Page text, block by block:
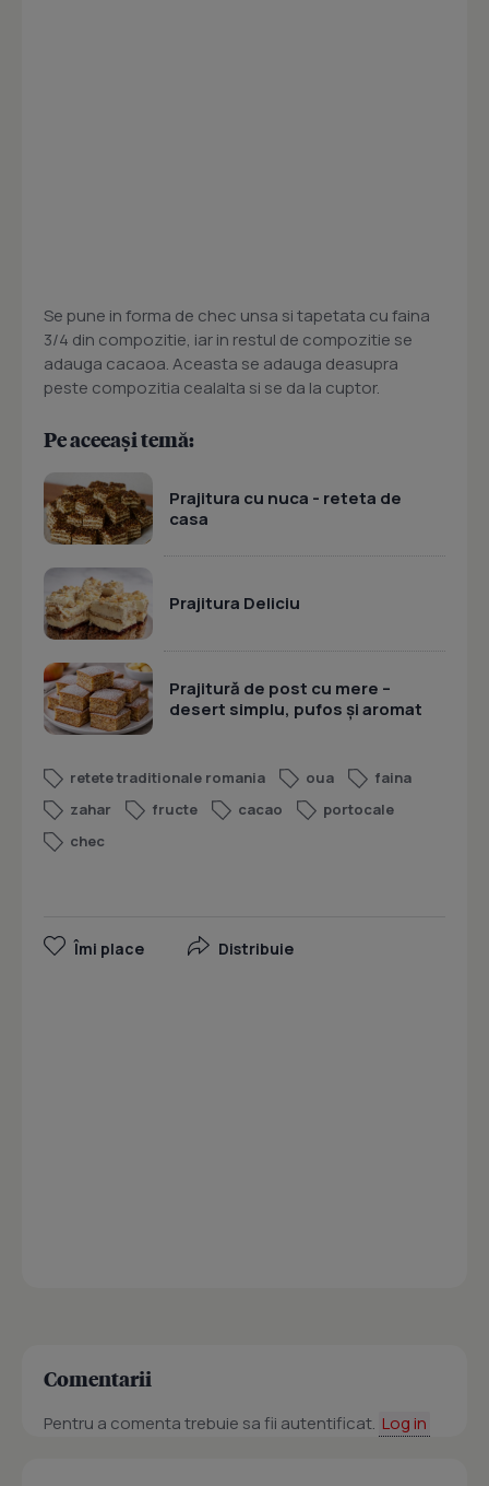
Se pune in forma de chec unsa si tapetata cu faina
3/4 din compozitie, iar in restul de compozitie se
adauga cacaoa. Aceasta se adauga deasupra
peste compozitia cealalta si se da la cuptor.
Pe aceeași temă:
Prajitura cu nuca - reteta de
casa
Prajitura Deliciu
Prajitură de post cu mere –
desert simplu, pufos și aromat
retete traditionale romania oua
faina
zahar
fructe cacao
portocale
chec
Îmi place Distribuie
Comentarii
Pentru a comenta trebuie sa fii autentificat. Log in